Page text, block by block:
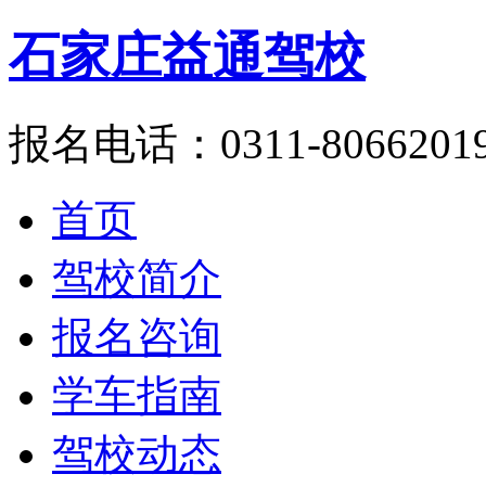
石家庄益通驾校
报名电话：0311-
首页
驾校简介
报名咨询
学车指南
驾校动态